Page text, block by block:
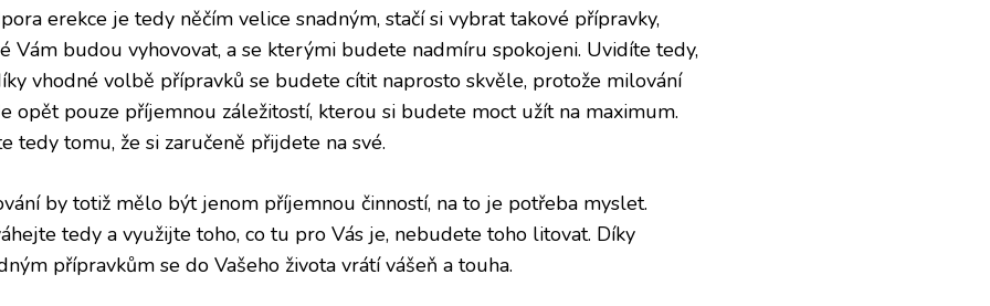
erekce je tedy něčím velice snadným, stačí si vybrat takové přípravky,
Vám budou vyhovovat, a se kterými budete nadmíru spokojeni. Uvidíte tedy,
vhodné volbě přípravků se budete cítit naprosto skvěle, protože milování
opět pouze příjemnou záležitostí, kterou si budete moct užít na maximum.
tedy tomu, že si zaručeně přijdete na své.
by totiž mělo být jenom příjemnou činností, na to je potřeba myslet.
tedy a využijte toho, co tu pro Vás je, nebudete toho litovat. Díky
přípravkům se do Vašeho života vrátí vášeň a touha.